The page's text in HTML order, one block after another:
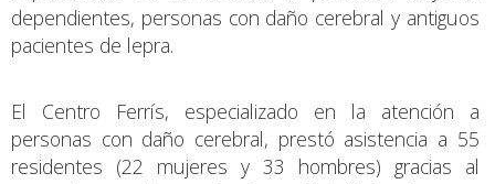
dependientes, personas con daño cerebral y antiguos
pacientes de lepra.
El Centro Ferrís, especializado en la atención a
personas con daño cerebral, prestó asistencia a 55
residentes (22 mujeres y 33 hombres) gracias al